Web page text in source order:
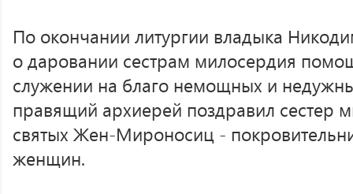
По окончании литургии владыка
о даровании сестрам милосердия
служении на благо немощных и
правящий архиерей поздравил сестер
святых Жен-Мироносиц -
женщин.